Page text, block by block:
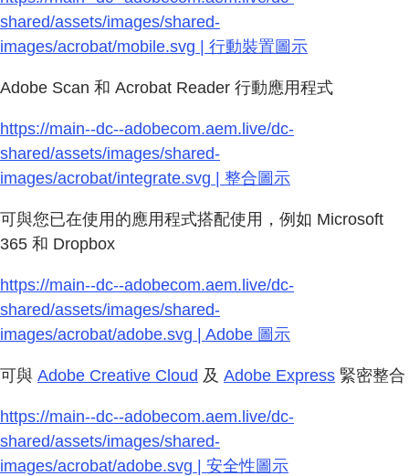
shared/assets/images/shared-
images/acrobat/mobile.svg | 行動裝置圖示
Adobe Scan 和 Acrobat Reader 行動應用程式
https://main--dc--adobecom.aem.live/dc-
shared/assets/images/shared-
images/acrobat/integrate.svg | 整合圖示
可與您已在使用的應用程式搭配使用，例如 Microsoft
365 和 Dropbox
https://main--dc--adobecom.aem.live/dc-
shared/assets/images/shared-
images/acrobat/adobe.svg | Adobe 圖示
可與 Adobe Creative Cloud 及 Adobe Express 緊密整合
https://main--dc--adobecom.aem.live/dc-
shared/assets/images/shared-
images/acrobat/adobe.svg | 安全性圖示